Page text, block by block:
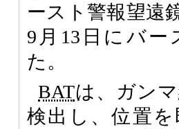
ースト警報望遠
9月13日にバー
た。
BATは、ガン
検出し、位置